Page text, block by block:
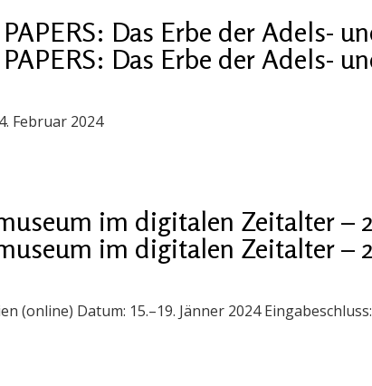
Das Erbe der Adels-
Das Erbe der Adels-
Februar 2024
im digitalen Zeitalter –
im digitalen Zeitalter –
(online) Datum: 15.–19. Jänner 2024